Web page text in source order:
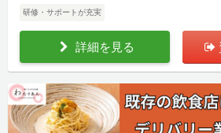
研修・サポートが充実
詳細を見る